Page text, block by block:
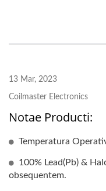
13 Mar, 2023
Coilmaster Electronics
Notae Producti:
Temperatura
100% Lead(Pb) &
obsequentem.